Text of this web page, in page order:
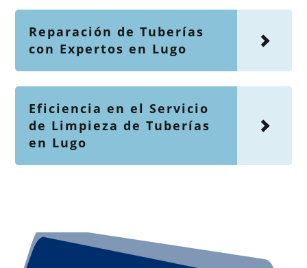
Reparación de Tuberías
con Expertos en Lugo
Eficiencia en el Servicio
de Limpieza de Tuberías
en Lugo